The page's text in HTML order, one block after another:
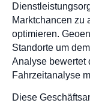
Marktchancen zu
optimieren.
Standorte um
Analyse bewertet
Fahrzeitanalyse
Diese